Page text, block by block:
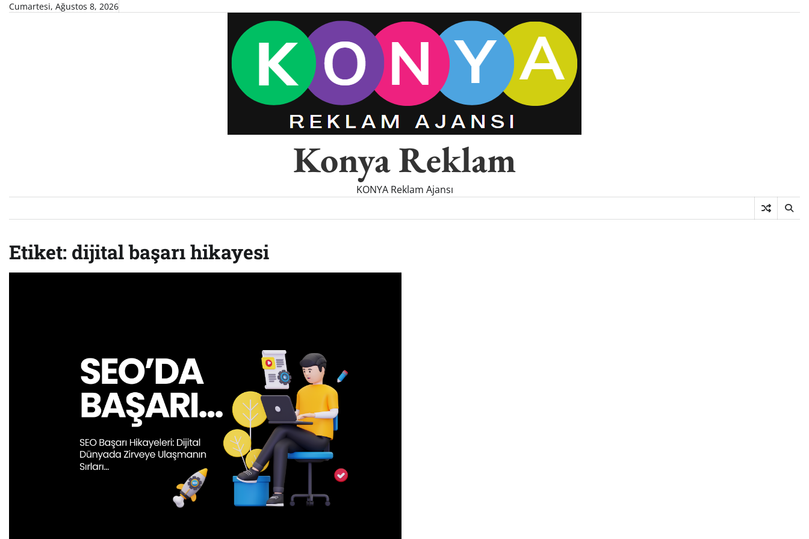
SkipCumartesi, Ağustos 8, 2026
Konya Reklam
KONYA Reklam Ajansı
Etiket: dijital başarı hikayesi